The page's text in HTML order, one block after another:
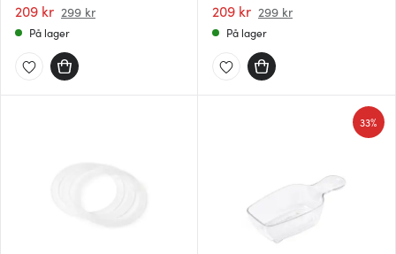
209 kr 299 kr
På lager
209 kr 299 kr
På lager
33%